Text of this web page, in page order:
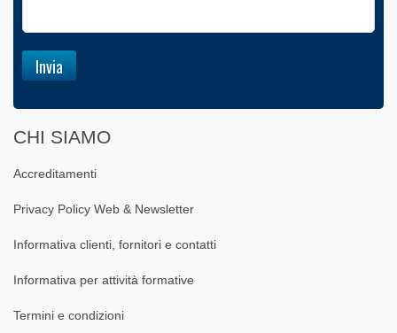
CHI SIAMO
Accreditamenti
Privacy Policy Web & Newsletter
Informativa clienti, fornitori e contatti
Informativa per attività formative
Termini e condizioni